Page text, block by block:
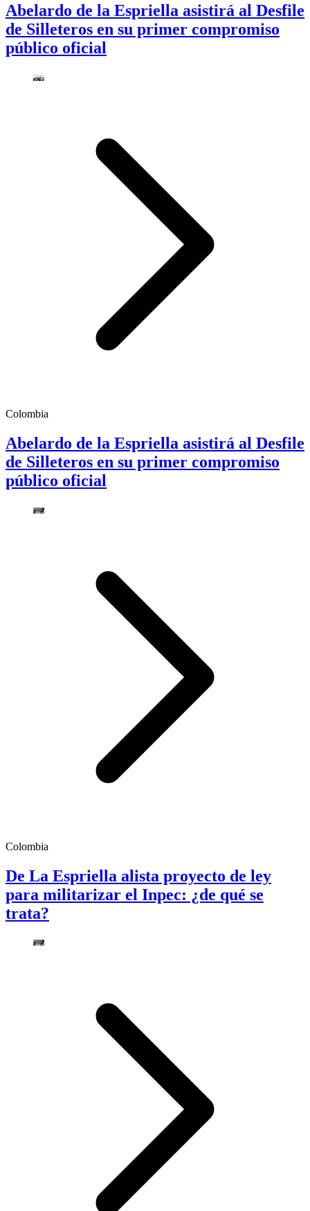
Abelardo de la Espriella asistirá al Desfile
de Silleteros en su primer compromiso
público oficial
Colombia
Abelardo de la Espriella asistirá al Desfile
de Silleteros en su primer compromiso
público oficial
Colombia
De La Espriella alista proyecto de ley
para militarizar el Inpec: ¿de qué se
trata?